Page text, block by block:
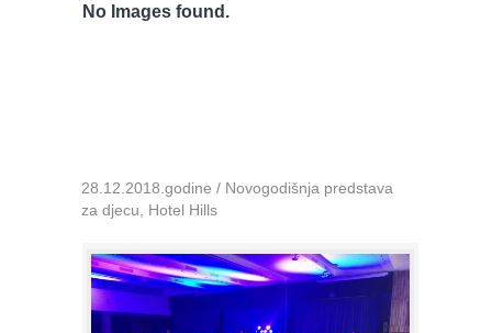
No Images found.
28.12.2018.godine / Novogodišnja predstava
za djecu, Hotel Hills